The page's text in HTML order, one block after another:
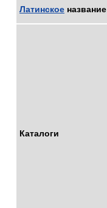
Латинское название
Каталоги